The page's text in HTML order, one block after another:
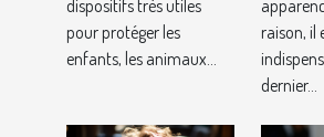
dispositifs très utiles
pour protéger les
enfants, les animaux...
raison, il
dernier...